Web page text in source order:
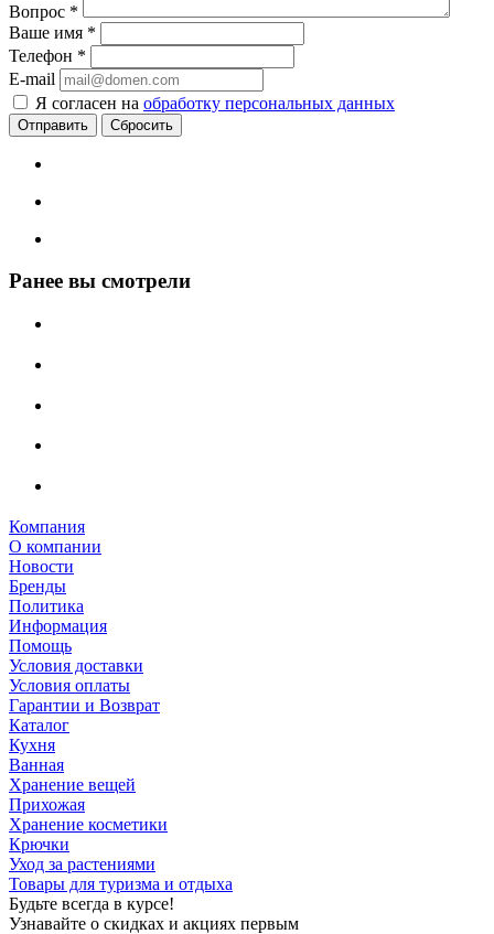
Вопрос *
Ваше имя *
Телефон *
E-mail
Я согласен на обработку персональных данных
Сбросить
Ранее вы смотрели
Компания
О компании
Новости
Бренды
Политика
Информация
Помощь
Условия доставки
Условия оплаты
Гарантии и Возврат
Каталог
Кухня
Ванная
Хранение вещей
Прихожая
Хранение косметики
Крючки
Уход за растениями
Товары для туризма и отдыха
Будьте всегда в курсе!
Узнавайте о скидках и акциях первым